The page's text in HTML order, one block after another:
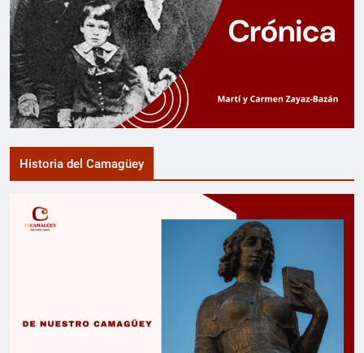
Historia del Camagüey